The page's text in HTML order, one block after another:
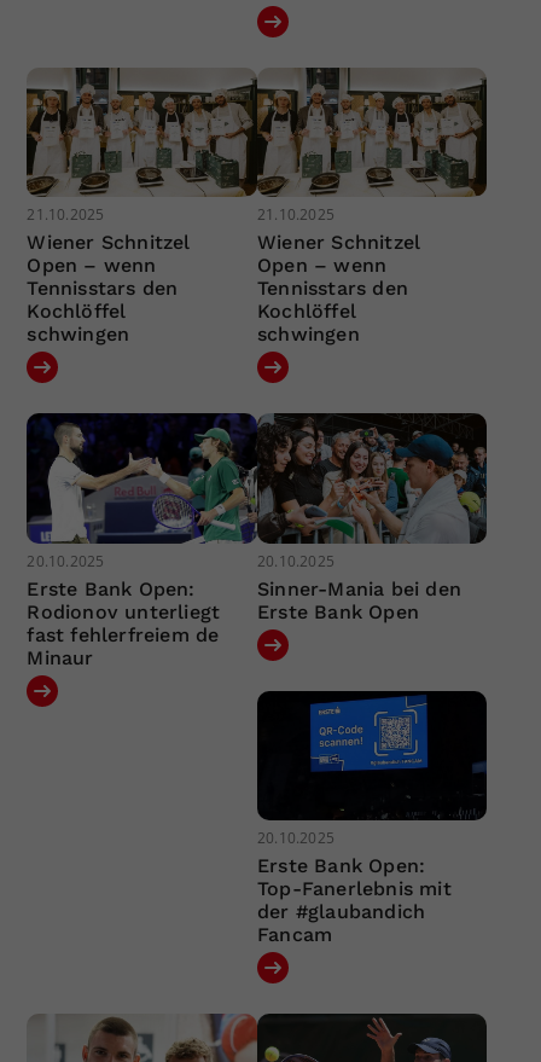
21.10.2025
Wiener Schnitzel
Open – wenn
Tennisstars den
Kochlöffel
schwingen
21.10.2025
Wiener Schnitzel
Open – wenn
Tennisstars den
Kochlöffel
schwingen
20.10.2025
Erste Bank Open:
Rodionov unterliegt
fast fehlerfreiem de
Minaur
20.10.2025
Sinner-Mania bei den
Erste Bank Open
20.10.2025
Erste Bank Open:
Top-Fanerlebnis mit
der #glaubandich
Fancam